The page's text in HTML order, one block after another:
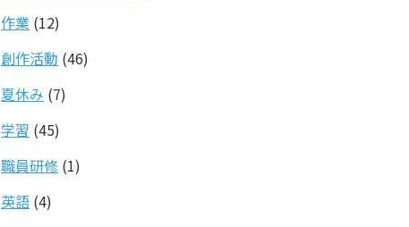
作業 (12)
創作活動 (46)
夏休み (7)
学習 (45)
職員研修 (1)
英語 (4)